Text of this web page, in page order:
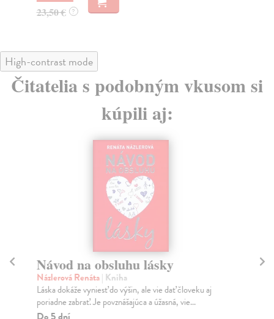
23,50 € ?
High-contrast mode
Čitatelia s podobným vkusom si
kúpili aj:
Návod na obsluhu lásky
Názlerová Renáta| Kniha
Láska dokáže vyniesť do výšin, ale vie dať človeku aj
poriadne zabrať. Je povznášajúca a úžasná, vie...